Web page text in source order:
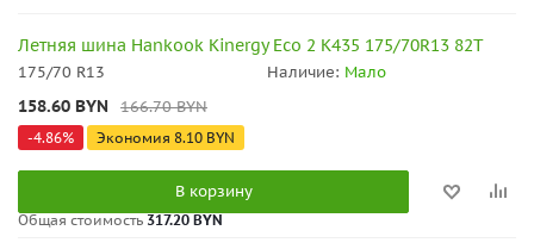
Летняя шина Hankook Kinergy Eco 2 K435 175/70R13 82T
175/70 R13 Наличие: Мало
158.60 BYN 166.70BYN
-4.86% Экономия 8.10 BYN
В корзину
Общая стоимость 317.20 BYN